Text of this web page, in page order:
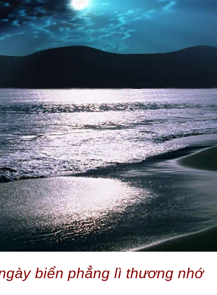
biển phẳng lì thương nhớ